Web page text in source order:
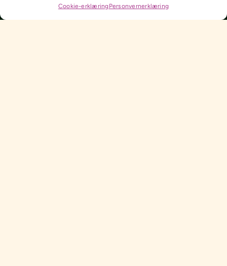
Cookie-erklæringPersonvernerklæring